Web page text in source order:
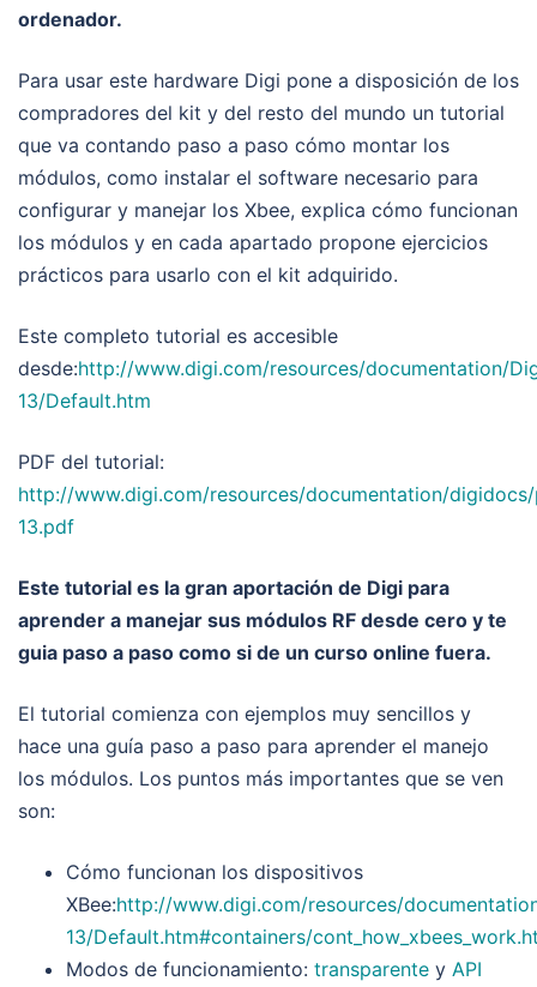
ordenador.
Para usar este hardware Digi pone a disposición de los
compradores del kit y del resto del mundo un tutorial
que va contando paso a paso cómo montar los
módulos, como instalar el software necesario para
configurar y manejar los Xbee, explica cómo funcionan
los módulos y en cada apartado propone ejercicios
prácticos para usarlo con el kit adquirido.
Este completo tutorial es accesible
desde:http://www.digi.com/resources/documentation/
13/Default.htm
PDF del tutorial:
http://www.digi.com/resources/documentation/
13.pdf
Este tutorial es la gran aportación de Digi para
aprender a manejar sus módulos RF desde cero y te
guia paso a paso como si de un curso online fuera.
El tutorial comienza con ejemplos muy sencillos y
hace una guía paso a paso para aprender el manejo
los módulos. Los puntos más importantes que se ven
son:
Cómo funcionan los dispositivos
XBee:http://www.digi.com/resources/
13/Default.htm#containers/
Modos de funcionamiento: transparente y API